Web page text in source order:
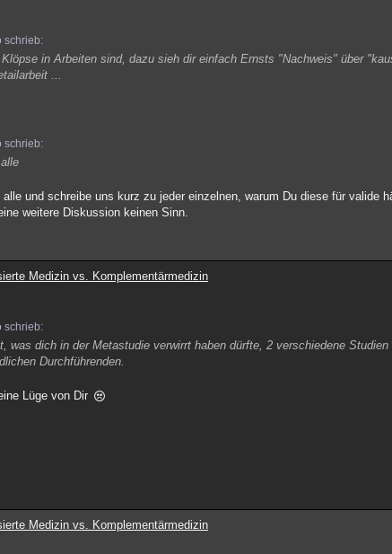
schrieb:
in Arbeiten sind, dazu sieh dir einfach Ernsts "Nachweis" über
...
schrieb:
alle und schreibe uns kurz zu jeder einzelnen, warum Du diese für valide
weitere Diskussion keinen Sinn.
Medizin vs. Komplementärmedizin
schrieb:
was dich in der Metastudie verwirrt haben dürfte, 2 verschiedene
Durchführenden.
Lüge von Dir
Medizin vs. Komplementärmedizin